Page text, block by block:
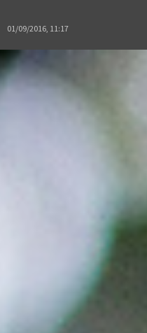
01/09/2016, 11:17